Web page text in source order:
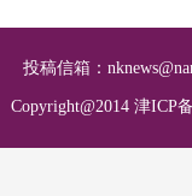
投稿信箱：
Copyright@2014 津ICP